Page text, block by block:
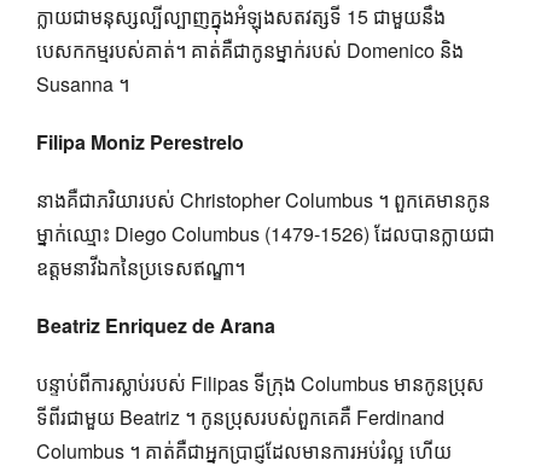
ក្លាយជាមនុស្សល្បីល្បាញក្នុងអំឡុងសតវត្សទី 15 ជាមួយនឹង
បេសកកម្មរបស់គាត់។ គាត់គឺជាកូនម្នាក់របស់ Domenico និង
Susanna ។
Filipa Moniz Perestrelo
នាងគឺជាភរិយារបស់ Christopher Columbus ។ ពួកគេមានកូន
ម្នាក់ឈ្មោះ Diego Columbus (1479-1526) ដែលបានក្លាយជា
ឧត្តមនាវីឯកនៃប្រទេសឥណ្ឌា។
Beatriz Enriquez de Arana
បន្ទាប់ពីការស្លាប់របស់ Filipas ទីក្រុង Columbus មានកូនប្រុស
ទីពីរជាមួយ Beatriz ។ កូនប្រុសរបស់ពួកគេគឺ Ferdinand
Columbus ។ គាត់គឺជាអ្នកប្រាជ្ញដែលមានការអប់រំល្អ ហើយ